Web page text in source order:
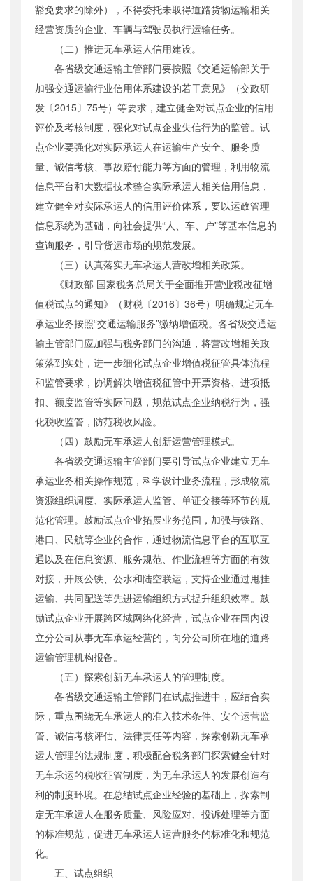
豁免要求的除外），不得委托未取得道路货物运输相关
经营资质的企业、车辆与驾驶员执行运输任务。
（二）推进无车承运人信用建设。
各省级交通运输主管部门要按照《交通运输部关于
加强交通运输行业信用体系建设的若干意见》（交政研
发〔2015〕75号）等要求，建立健全对试点企业的信用
评价及考核制度，强化对试点企业失信行为的监管。试
点企业要强化对实际承运人在运输生产安全、服务质
量、诚信考核、事故赔付能力等方面的管理，利用物流
信息平台和大数据技术整合实际承运人相关信用信息，
建立健全对实际承运人的信用评价体系，要以运政管理
信息系统为基础，向社会提供“人、车、户”等基本信息的
查询服务，引导货运市场的规范发展。
（三）认真落实无车承运人营改增相关政策。
《财政部 国家税务总局关于全面推开营业税改征增
值税试点的通知》（财税〔2016〕36号）明确规定无车
承运业务按照“交通运输服务”缴纳增值税。各省级交通运
输主管部门应加强与税务部门的沟通，将营改增相关政
策落到实处，进一步细化试点企业增值税征管具体流程
和监管要求，协调解决增值税征管中开票资格、进项抵
扣、额度监管等实际问题，规范试点企业纳税行为，强
化税收监管，防范税收风险。
（四）鼓励无车承运人创新运营管理模式。
各省级交通运输主管部门要引导试点企业建立无车
承运业务相关操作规范，科学设计业务流程，形成物流
资源组织调度、实际承运人监管、单证交接等环节的规
范化管理。鼓励试点企业拓展业务范围，加强与铁路、
港口、民航等企业的合作，通过物流信息平台的互联互
通以及在信息资源、服务规范、作业流程等方面的有效
对接，开展公铁、公水和陆空联运，支持企业通过甩挂
运输、共同配送等先进运输组织方式提升组织效率。鼓
励试点企业开展跨区域网络化经营，试点企业在国内设
立分公司从事无车承运经营的，向分公司所在地的道路
运输管理机构报备。
（五）探索创新无车承运人的管理制度。
各省级交通运输主管部门在试点推进中，应结合实
际，重点围绕无车承运人的准入技术条件、安全运营监
管、诚信考核评估、法律责任等内容，探索创新无车承
运人管理的法规制度，积极配合税务部门探索健全针对
无车承运的税收征管制度，为无车承运人的发展创造有
利的制度环境。在总结试点企业经验的基础上，探索制
定无车承运人在服务质量、风险应对、投诉处理等方面
的标准规范，促进无车承运人运营服务的标准化和规范
化。
五、试点组织